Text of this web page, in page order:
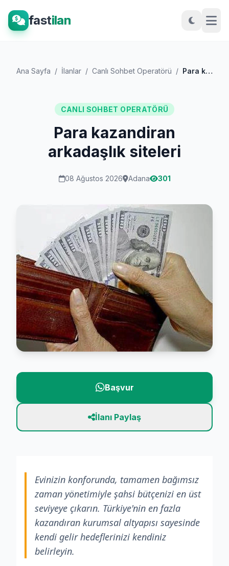
fastilan
Ana Sayfa / İlanlar / Canlı Sohbet Operatörü / Para kazandiran arkadaşlık siteleri
CANLI SOHBET OPERATÖRÜ
Para kazandiran
arkadaşlık siteleri
08 Ağustos 2026 Adana 301
Başvur
İlanı Paylaş
Evinizin konforunda, tamamen bağımsız
zaman yönetimiyle şahsi bütçenizi en üst
seviyeye çıkarın. Türkiye'nin en fazla
kazandıran kurumsal altyapısı sayesinde
kendi gelir hedeflerinizi kendiniz
belirleyin.